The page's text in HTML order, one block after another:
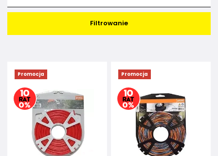
Filtrowanie
Promocja Promocja